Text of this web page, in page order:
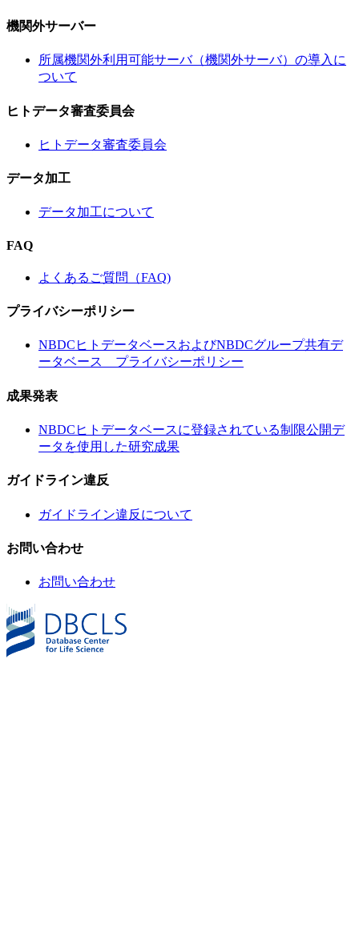
機関外サーバー
所属機関外利用可能サーバ（機関外サーバ）の導入に
ついて
ヒトデータ審査委員会
ヒトデータ審査委員会
データ加工
データ加工について
FAQ
よくあるご質問（FAQ)
プライバシーポリシー
NBDCヒトデータベースおよびNBDCグループ共有デ
ータベース プライバシーポリシー
成果発表
NBDCヒトデータベースに登録されている制限公開デ
ータを使用した研究成果
ガイドライン違反
ガイドライン違反について
お問い合わせ
お問い合わせ